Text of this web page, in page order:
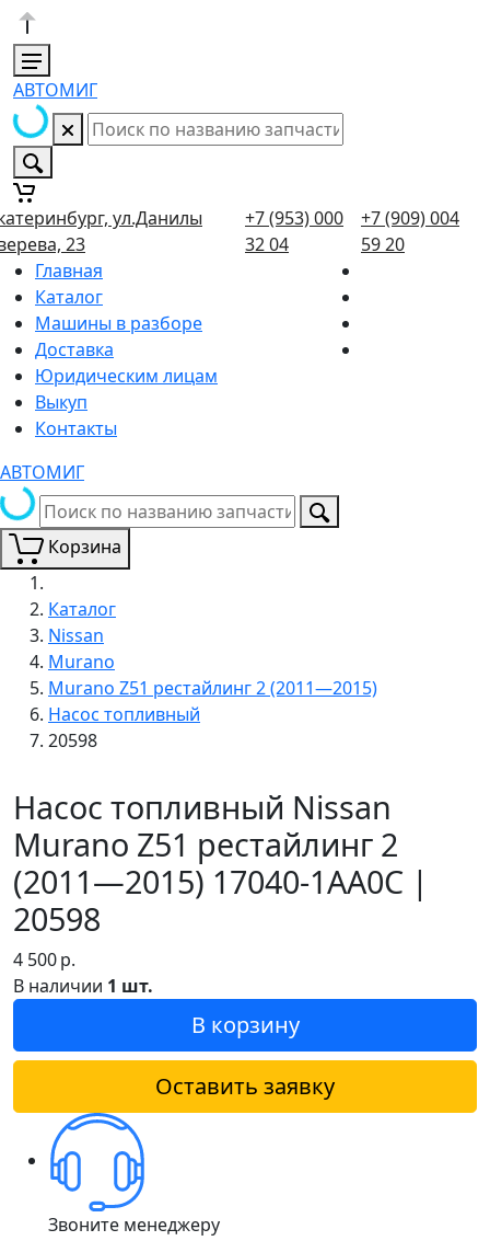
АВТОМИГ
ул.Данилы
23
+7 (953) 000
32 04
+7 (909) 004
59 20
Главная
Каталог
Машины в разборе
Доставка
Юридическим лицам
Выкуп
Контакты
АВТОМИГ
Корзина
Каталог
Nissan
Murano
Murano Z51 рестайлинг 2 (2011—2015)
Насос топливный
20598
Насос топливный Nissan
Murano Z51 рестайлинг 2
(2011—2015) 17040-1AA0C |
20598
4 500р.
В наличии 1 шт.
В корзину
Оставить заявку
Звоните менеджеру